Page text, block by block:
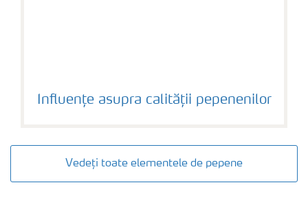
Influențe asupra calității pepenenilor
Vedeți toate elementele de pepene